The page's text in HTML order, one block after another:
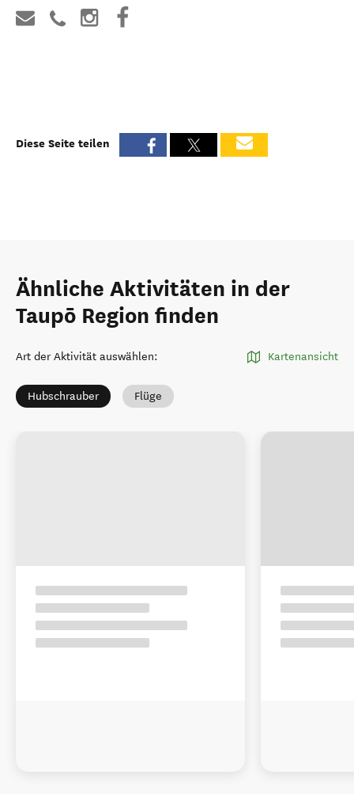
Diese Seite teilen
Ähnliche Aktivitäten in der
Taupō Region finden
Art der Aktivität auswählen: Kartenansicht
Hubschrauber Flüge